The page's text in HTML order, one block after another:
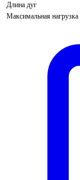
Длина дуг
Максимальная нагрузка